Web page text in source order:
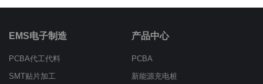
EMS电子制造
PCBA代工代料
SMT贴片加工
产品中心
PCBA
新能源充电桩